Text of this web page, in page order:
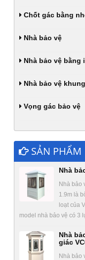
Chốt gác bằng
Nhà bảo vệ
Nhà bảo vệ bằng
Nhà bảo vệ
Vọng gác bảo vệ
SẢN PHẨM
Nhà
Nhà bảo
1.9m là
loạt của
model nhà bảo vệ có 3
Nhà
giác
Nhà bảo